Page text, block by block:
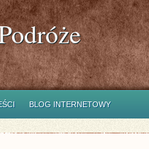
BLOG INTERNETOWY